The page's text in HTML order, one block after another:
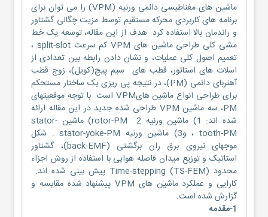
ماشین های مغناطیسی دائمی ورنیه (VPM) را می توان برای
برنامه های کاربردی محرکه مستقیم توسط مزیت چگالی گشتاور
و راندمان بالا استفاده کرد. هدف از این مقاله، توسعه یک خط
مشی کلی طراحی ماشین های VPM کم سرعت split-slot ،
تعمیم اصول کلی عملیات، و نشان دادن رابطه بین تعدادی از
اسلات های استاتور، قطب های سیم پیچ(کویل)، زوج قطب
آهنربای دائمی (PM)، در نتیجه پی ریزی یک ساختار مستحکم
برای طراحی انواع ماشین هایVPM است. با توجه موقعیتهای
PM، سه ماشین VPM طراحی شده جدید در این مقاله ارائه
شده اند: 1) ماشین ورنیه rotor-PM 2) ماشین stator-
tooth-PM ، و3) ماشین ورنیه stator-yoke-PM . شکل
موجهای نیروی برق ران برگشتی (back-EMF)، گشتاور
استاتیک و توزیع میدان فاصله هوایی با استفاده از روش اجزاء
محدود Time-stepping (TS-FEM) پیش بینی شده اند.
کارایی و عملکرد ماشین های VPM پیشنهاد شده مقایسه و
گزارش شده است.
1-مقدمه